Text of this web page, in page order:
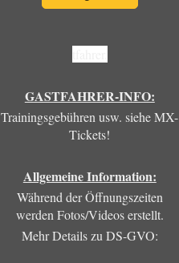
GASTFAHRER-INFO:
Trainingsgebühren usw. siehe MX-
Tickets!
Allgemeine Information:
Während der Öffnungszeiten
werden Fotos/Videos erstellt.
Mehr Details zu DS-GVO: